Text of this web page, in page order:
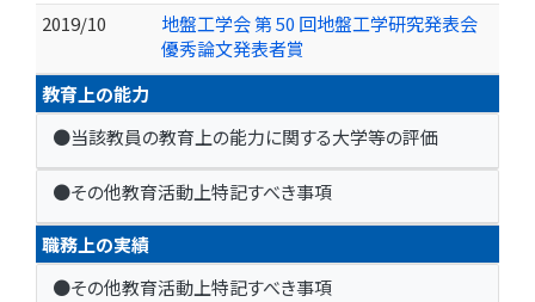
2019/10
地盤工学会 第 50 回地盤工学研究発表会
優秀論文発表者賞
教育上の能力
●当該教員の教育上の能力に関する大学等の評価
●その他教育活動上特記すべき事項
職務上の実績
●その他教育活動上特記すべき事項